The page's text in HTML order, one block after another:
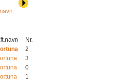
Nr.
2
3
0
1